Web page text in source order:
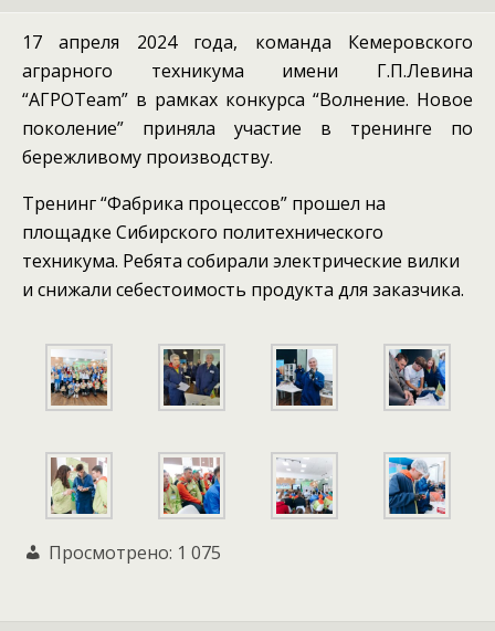
17 апреля 2024 года, команда Кемеровского
аграрного техникума имени Г.П.Левина
“АГРОТeam” в рамках конкурса “Волнение. Новое
поколение” приняла участие в тренинге по
бережливому производству.
Тренинг “Фабрика процессов” прошел на
площадке Сибирского политехнического
техникума. Ребята собирали электрические вилки
и снижали себестоимость продукта для заказчика.
Просмотрено: 1 075